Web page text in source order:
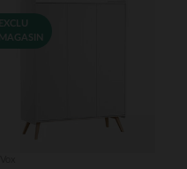
EXCLU
MAGASIN